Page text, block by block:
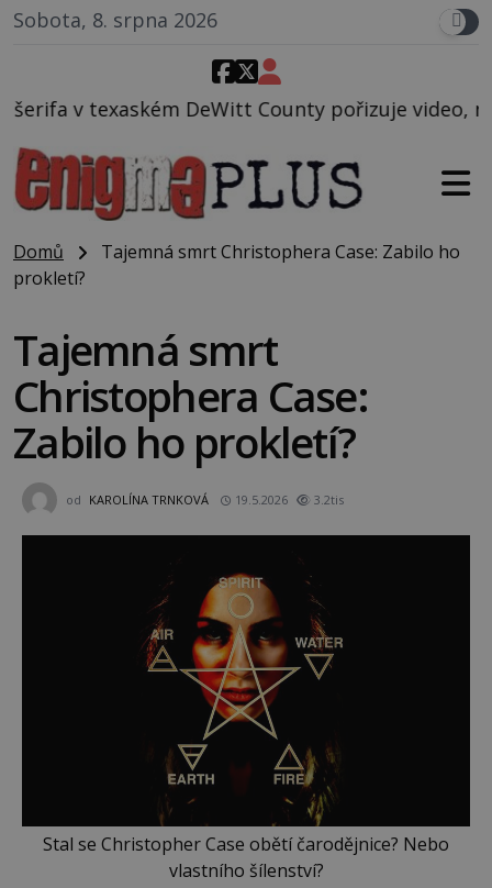
Sobota, 8. srpna 2026
County pořizuje video, na kterém před jeho
Domů
Tajemná smrt Christophera Case: Zabilo ho
prokletí?
Tajemná smrt
Christophera Case:
Zabilo ho prokletí?
od KAROLÍNA TRNKOVÁ 19.5.2026 3.2tis
Stal se Christopher Case obětí čarodějnice? Nebo
vlastního šílenství?